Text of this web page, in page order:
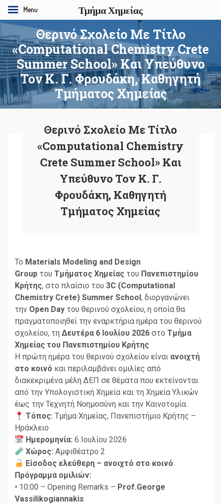
Θερινό Σχολείο Με Τίτλο
«Computational Chemistry Crete
Summer School» Και Υπεύθυνο
Τον Κ. Γ. Φρουδάκη, Καθηγητή
Τμήματος Χημείας
Θερινό Σχολείο Με Τίτλο
«Computational Chemistry
Crete Summer School» Και
Υπεύθυνο Τον Κ. Γ.
Φρουδάκη, Καθηγητή
Τμήματος Χημείας
Το Materials Modeling and Design
Group του Τμήματος Χημείας του Πανεπιστημίου
Κρήτης, στο πλαίσιο του 3C (Computational
Chemistry Crete) Summer School, διοργανώνει
την Open Day του θερινού σχολείου, η οποία θα
πραγματοποιηθεί την εναρκτήρια ημέρα του θερινού
σχολείου, τη Δευτέρα 6 Ιουλίου 2026 στο Τμήμα
Χημείας του Πανεπιστημίου Κρήτης.
Η πρώτη ημέρα του θερινού σχολείου είναι ανοιχτή
στο κοινό και περιλαμβάνει ομιλίες από
διακεκριμένα μέλη ΔΕΠ σε θέματα που εκτείνονται
από την Υπολογιστική Χημεία και τη Χημεία Υλικών
έως την Τεχνητή Νοημοσύνη και την Καινοτομία.
Τόπος: Τμήμα Χημείας, Πανεπιστήμιο Κρήτης –
Ηράκλειο
Ημερομηνία: 6 Ιουλίου 2026
Χώρος: Αμφιθέατρο 2
Είσοδος ελεύθερη – ανοιχτό στο κοινό
Πρόγραμμα ομιλιών:
• 10:00 – Opening Remarks – Prof.George
Vassilikogiannakis
Menu Τμήμα Χημείας